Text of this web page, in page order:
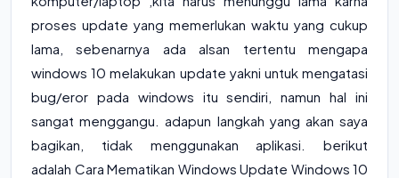
proses update yang memerlukan waktu yang cukup
lama, sebenarnya ada alsan tertentu mengapa
windows 10 melakukan update yakni untuk mengatasi
bug/eror pada windows itu sendiri, namun hal ini
sangat menggangu. adapun langkah yang akan saya
bagikan, tidak menggunakan aplikasi. berikut
adalah Cara Mematikan Windows Update Windows 10